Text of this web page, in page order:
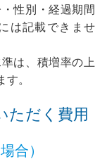
性別・経過期間
は記載できませ
は、積増率の上
。
ただく費用
合）